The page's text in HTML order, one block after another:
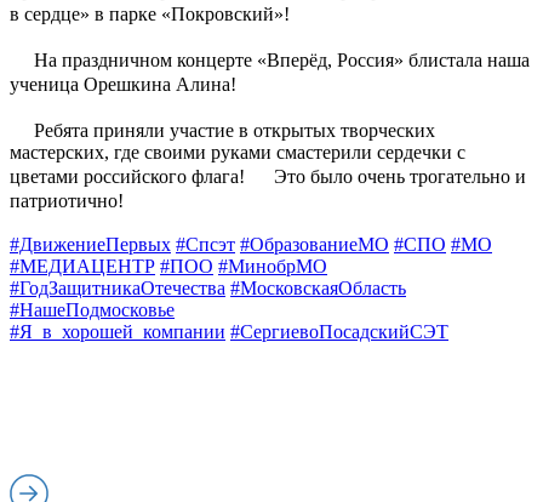
в сердце» в парке «Покровский»!
На праздничном концерте «Вперёд, Россия» блистала наша
ученица Орешкина Алина!
Ребята приняли участие в открытых творческих
мастерских, где своими руками смастерили сердечки с
цветами российского флага!
Это было очень трогательно и
патриотично!
#ДвижениеПервых #Спсэт #ОбразованиеМО #СПО #МО
#МЕДИАЦЕНТР #ПОО #МинобрМО
#ГодЗащитникаОтечества #МосковскаяОбласть
#НашеПодмосковье
#Я_в_хорошей_компании #СергиевоПосадскийСЭТ